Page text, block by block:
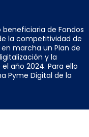
beneficiaria de Fondos
la competitividad de
en marcha un Plan de
y la
año 2024. Para ello
Pyme Digital de la